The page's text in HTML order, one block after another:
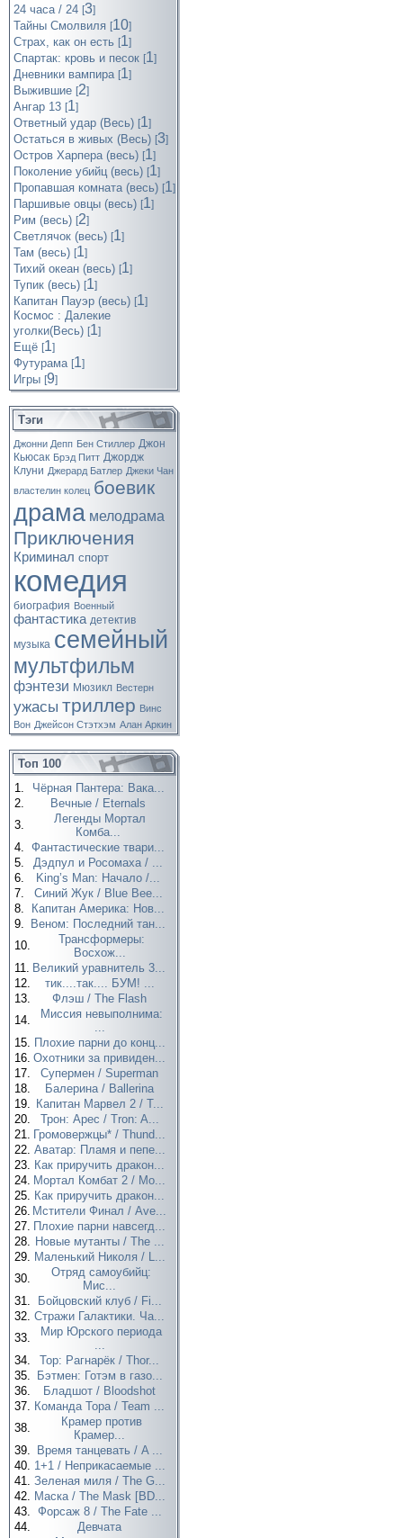
24 часа / 24 [3]
Тайны Смолвиля [10]
Страх, как он есть [1]
Спартак: кровь и песок [1]
Дневники вампира [1]
Выжившие [2]
Ангар 13 [1]
Ответный удар (Весь) [1]
Остаться в живых (Весь) [3]
Остров Харпера (весь) [1]
Поколение убийц (весь) [1]
Пропавшая комната (весь) [1]
Паршивые овцы (весь) [1]
Рим (весь) [2]
Светлячок (весь) [1]
Там (весь) [1]
Тихий океан (весь) [1]
Тупик (весь) [1]
Капитан Пауэр (весь) [1]
Космос : Далекие
уголки(Весь) [1]
Ещё [1]
Футурама [1]
Игры [9]
Тэги
Джонни Депп Бен Стиллер Джон
Кьюсак Брэд Питт Джордж
Клуни Джерард Батлер Джеки Чан
властелин колец боевик
драма мелодрама
Приключения
Криминал спорт
комедия
биография Военный
фантастика детектив
музыка семейный
мультфильм
фэнтези Мюзикл Вестерн
ужасы триллер Винс
Вон Джейсон Стэтхэм Алан Аркин
Топ 100
1.
Чёрная Пантера: Вака...
2.
Вечные / Eternals
3.
Легенды Мортал
Комба...
4. Фантастические твари...
5.
Дэдпул и Росомаха / ...
6.
King’s Man: Начало /...
7.
Синий Жук / Blue Bee...
8.
Капитан Америка: Нов...
9.
Веном: Последний тан...
10.
Трансформеры:
Восхож...
11. Великий уравнитель 3...
12.
тик....так.... БУМ! ...
13.
Флэш / The Flash
14.
Миссия невыполнима:
...
15. Плохие парни до конц...
16. Охотники за привиден...
17.
Супермен / Superman
18.
Балерина / Ballerina
19. Капитан Марвел 2 / T...
20.
Трон: Арес / Tron: A...
21. Громовержцы* / Thund...
22. Аватар: Пламя и пепе...
23. Как приручить дракон...
24. Мортал Комбат 2 / Mo...
25. Как приручить дракон...
26. Мстители Финал / Ave...
27. Плохие парни навсегд...
28. Новые мутанты / The ...
29. Маленький Николя / L...
30.
Отряд самоубийц:
Мис...
31.
Бойцовский клуб / Fi...
32. Стражи Галактики. Ча...
33.
Мир Юрского периода
...
34.
Тор: Рагнарёк / Thor...
35.
Бэтмен: Готэм в газо...
36.
Бладшот / Bloodshot
37. Команда Тора / Team ...
38.
Крамер против
Крамер...
39.
Время танцевать / A ...
40. 1+1 / Неприкасаемые ...
41. Зеленая миля / The G...
42. Маска / The Mask [BD...
43. Форсаж 8 / The Fate ...
44.
Девчата